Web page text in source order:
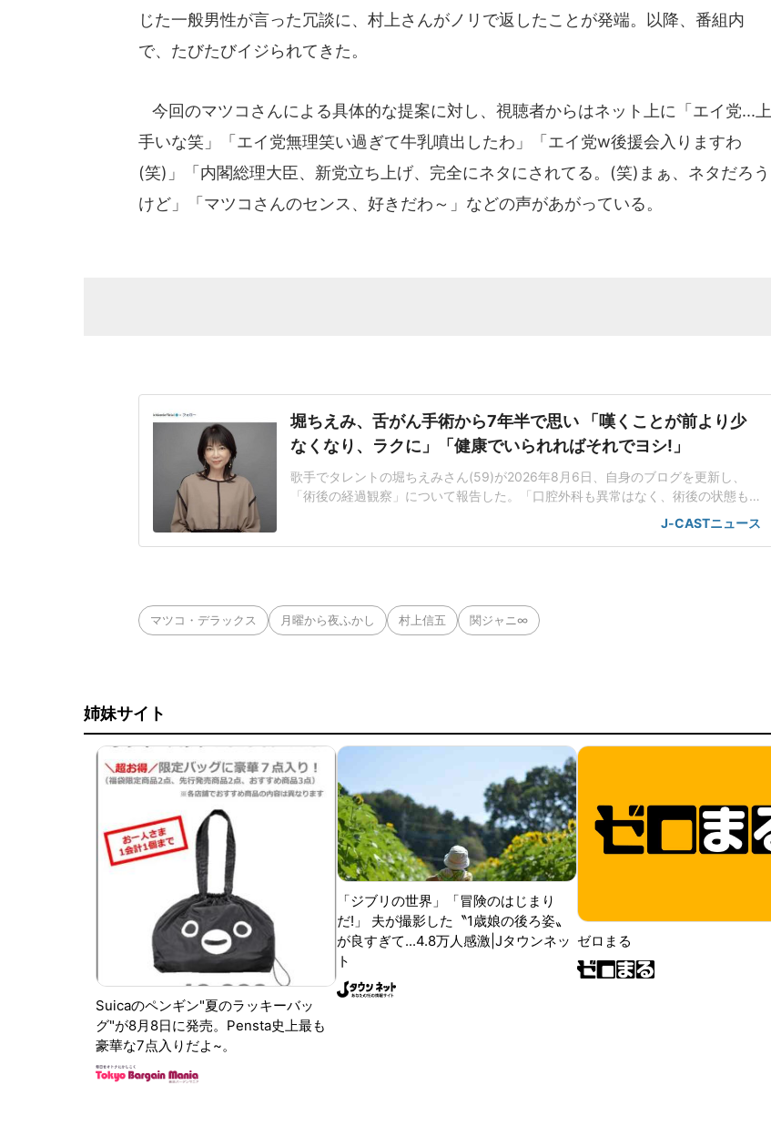
じた一般男性が言った冗談に、村上さんがノリで返したことが発端。以降、番組内
で、たびたびイジられてきた。
今回のマツコさんによる具体的な提案に対し、視聴者からはネット上に「エイ党...上
手いな笑」「エイ党無理笑い過ぎて牛乳噴出したわ」「エイ党w後援会入りますわ
(笑)」「内閣総理大臣、新党立ち上げ、完全にネタにされてる。(笑)まぁ、ネタだろう
けど」「マツコさんのセンス、好きだわ～」などの声があがっている。
堀ちえみ、舌がん手術から7年半で思い 「嘆くことが前より少
なくなり、ラクに」「健康でいられればそれでヨシ!」
歌手でタレントの堀ちえみさん(59)が2026年8月6日、自身のブログを更新し、
「術後の経過観察」について報告した。「口腔外科も異常はなく、術後の状態も
良好」これまで、リウマチや神経障害性疼痛、特発性大腿骨頭壊死症などを患っ
ていることを明かしていた堀さん。19年には口腔がん(舌がん)のステージ4、そし
J-CASTニュース
マツコ・デラックス 月曜から夜ふかし 村上信五 関ジャニ∞
姉妹サイト
Suicaのペンギン"夏のラッキーバッ
グ"が8月8日に発売。Pensta史上最も
豪華な7点入りだよ~。
「ジブリの世界」「冒険のはじまり
だ!」 夫が撮影した〝1歳娘の後ろ姿〟
が良すぎて...4.8万人感激|Jタウンネッ
ト
ゼロまる